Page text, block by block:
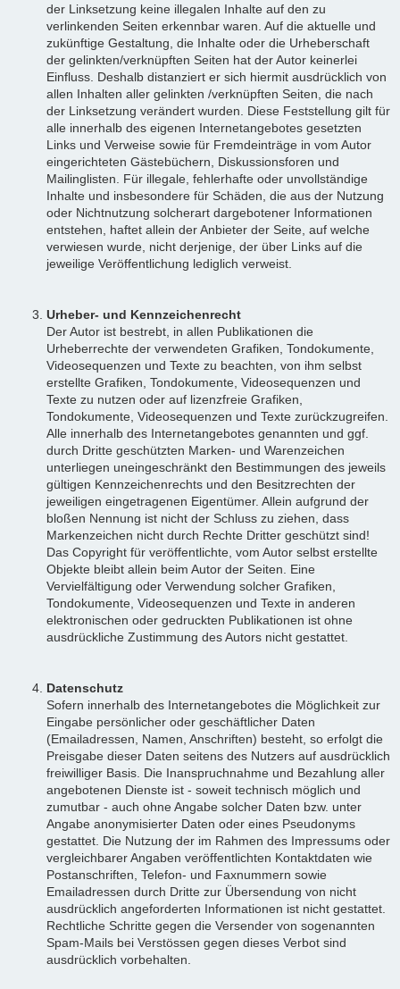
der Linksetzung keine illegalen Inhalte auf den zu
verlinkenden Seiten erkennbar waren. Auf die aktuelle und
zukünftige Gestaltung, die Inhalte oder die Urheberschaft
der gelinkten/verknüpften Seiten hat der Autor keinerlei
Einfluss. Deshalb distanziert er sich hiermit ausdrücklich von
allen Inhalten aller gelinkten /verknüpften Seiten, die nach
der Linksetzung verändert wurden. Diese Feststellung gilt für
alle innerhalb des eigenen Internetangebotes gesetzten
Links und Verweise sowie für Fremdeinträge in vom Autor
eingerichteten Gästebüchern, Diskussionsforen und
Mailinglisten. Für illegale, fehlerhafte oder unvollständige
Inhalte und insbesondere für Schäden, die aus der Nutzung
oder Nichtnutzung solcherart dargebotener Informationen
entstehen, haftet allein der Anbieter der Seite, auf welche
verwiesen wurde, nicht derjenige, der über Links auf die
jeweilige Veröffentlichung lediglich verweist.
Urheber- und Kennzeichenrecht
Der Autor ist bestrebt, in allen Publikationen die
Urheberrechte der verwendeten Grafiken, Tondokumente,
Videosequenzen und Texte zu beachten, von ihm selbst
erstellte Grafiken, Tondokumente, Videosequenzen und
Texte zu nutzen oder auf lizenzfreie Grafiken,
Tondokumente, Videosequenzen und Texte zurückzugreifen.
Alle innerhalb des Internetangebotes genannten und ggf.
durch Dritte geschützten Marken- und Warenzeichen
unterliegen uneingeschränkt den Bestimmungen des jeweils
gültigen Kennzeichenrechts und den Besitzrechten der
jeweiligen eingetragenen Eigentümer. Allein aufgrund der
bloßen Nennung ist nicht der Schluss zu ziehen, dass
Markenzeichen nicht durch Rechte Dritter geschützt sind!
Das Copyright für veröffentlichte, vom Autor selbst erstellte
Objekte bleibt allein beim Autor der Seiten. Eine
Vervielfältigung oder Verwendung solcher Grafiken,
Tondokumente, Videosequenzen und Texte in anderen
elektronischen oder gedruckten Publikationen ist ohne
ausdrückliche Zustimmung des Autors nicht gestattet.
Datenschutz
Sofern innerhalb des Internetangebotes die Möglichkeit zur
Eingabe persönlicher oder geschäftlicher Daten
(Emailadressen, Namen, Anschriften) besteht, so erfolgt die
Preisgabe dieser Daten seitens des Nutzers auf ausdrücklich
freiwilliger Basis. Die Inanspruchnahme und Bezahlung aller
angebotenen Dienste ist - soweit technisch möglich und
zumutbar - auch ohne Angabe solcher Daten bzw. unter
Angabe anonymisierter Daten oder eines Pseudonyms
gestattet. Die Nutzung der im Rahmen des Impressums oder
vergleichbarer Angaben veröffentlichten Kontaktdaten wie
Postanschriften, Telefon- und Faxnummern sowie
Emailadressen durch Dritte zur Übersendung von nicht
ausdrücklich angeforderten Informationen ist nicht gestattet.
Rechtliche Schritte gegen die Versender von sogenannten
Spam-Mails bei Verstössen gegen dieses Verbot sind
ausdrücklich vorbehalten.